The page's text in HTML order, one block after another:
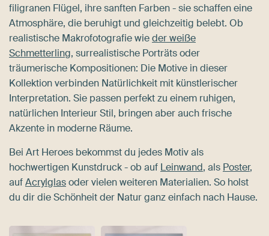
filigranen Flügel, ihre sanften Farben - sie schaffen eine
Atmosphäre, die beruhigt und gleichzeitig belebt. Ob
realistische Makrofotografie wieder weiße
Schmetterling, surrealistische Porträts oder
träumerische Kompositionen: Die Motive in dieser
Kollektion verbinden Natürlichkeit mit künstlerischer
Interpretation. Sie passen perfekt zu einem ruhigen,
natürlichen Interieur Stil, bringen aber auch frische
Akzente in moderne Räume.
Bei Art Heroes bekommst du jedes Motiv als
hochwertigen Kunstdruck - ob auf Leinwand, als Poster,
aufAcrylglasoder vielen weiteren Materialien. So holst
du dir die Schönheit der Natur ganz einfach nach Hause.